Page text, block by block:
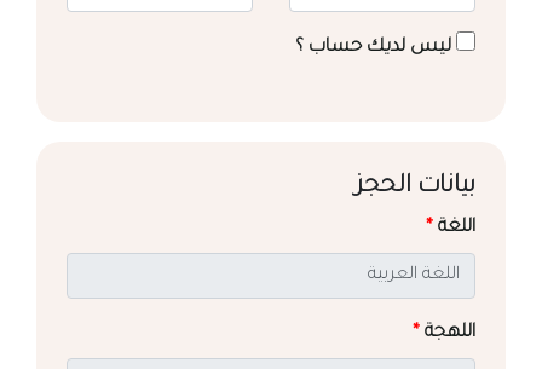
ليس لديك حساب ؟
بيانات الحجز
اللغة *
اللهجة *